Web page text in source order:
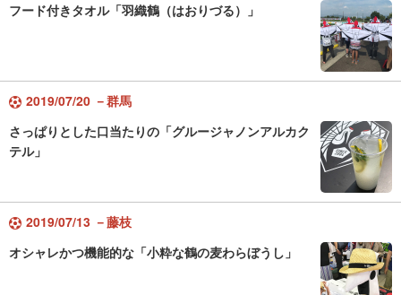
フード付きタオル「羽織鶴（はおりづる）」
2019/07/20 －群馬
さっぱりとした口当たりの「グルージャノンアルカク
テル」
2019/07/13 －藤枝
オシャレかつ機能的な「小粋な鶴の麦わらぼうし」